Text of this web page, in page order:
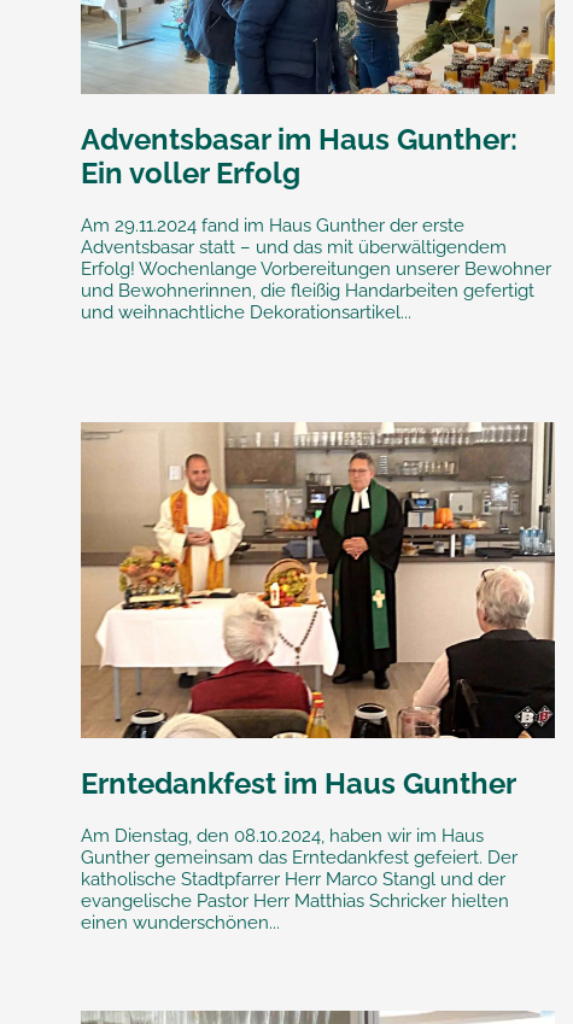
Adventsbasar im Haus Gunther:
Ein voller Erfolg
Am 29.11.2024 fand im Haus Gunther der erste
Adventsbasar statt – und das mit überwältigendem
Erfolg! Wochenlange Vorbereitungen unserer Bewohner
und Bewohnerinnen, die fleißig Handarbeiten gefertigt
und weihnachtliche Dekorationsartikel...
Erntedankfest im Haus Gunther
Am Dienstag, den 08.10.2024, haben wir im Haus
Gunther gemeinsam das Erntedankfest gefeiert. Der
katholische Stadtpfarrer Herr Marco Stangl und der
evangelische Pastor Herr Matthias Schricker hielten
einen wunderschönen...